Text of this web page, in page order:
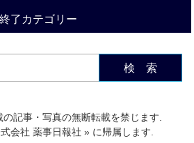
終了カテゴリー
検 索
の記事・写真の無断転載を禁じます.
会社 薬事日報社 » に帰属します.